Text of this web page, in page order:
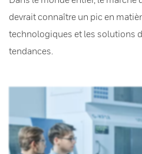
devrait connaître un pic en
technologiques et les solutions
tendances.